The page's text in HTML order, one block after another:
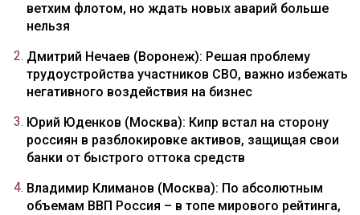
ветхим флотом, но ждать новых аварий больше
нельзя
Дмитрий Нечаев (Воронеж): Решая проблему
трудоустройства участников СВО, важно избежать
негативного воздействия на бизнес
Юрий Юденков (Москва): Кипр встал на сторону
россиян в разблокировке активов, защищая свои
банки от быстрого оттока средств
Владимир Климанов (Москва): По абсолютным
объемам ВВП Россия – в топе мирового рейтинга,